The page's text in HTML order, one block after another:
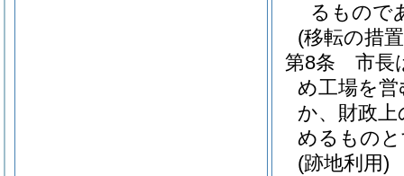
るもので
(移転の措
第8条
市長
め工場を
か、財政
めるもの
(跡地利用)